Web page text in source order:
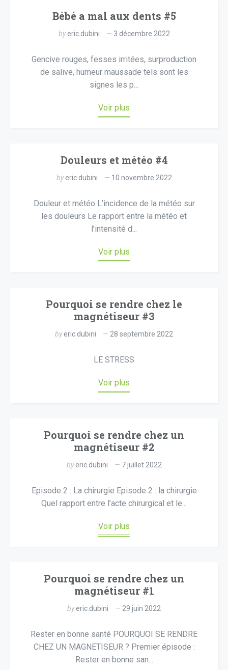
Bébé a mal aux dents #5
byeric.dubini 3 décembre 2022
Gencive rouges, fesses irritées, surproduction
de salive, humeur maussade tels sont les
signes les p...
Voir plus
Douleurs et météo #4
byeric.dubini 10 novembre 2022
Douleur et météo L’incidence de la météo sur
les douleurs Le rapport entre la météo et
l’intensité d...
Voir plus
Pourquoi se rendre chez le
magnétiseur #3
byeric.dubini 28 septembre 2022
LE STRESS
Voir plus
Pourquoi se rendre chez un
magnétiseur #2
byeric.dubini 7 juillet 2022
Episode 2 : La chirurgie Episode 2 : la chirurgie
Quel rapport entre l’acte chirurgical et le...
Voir plus
Pourquoi se rendre chez un
magnétiseur #1
byeric.dubini 29 juin 2022
Rester en bonne santé POURQUOI SE RENDRE
CHEZ UN MAGNETISEUR ? Premier épisode :
Rester en bonne san...